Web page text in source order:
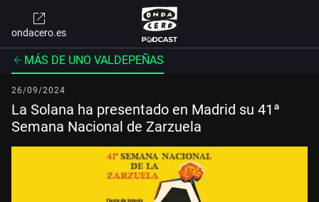
ondacero.es
MÁS DE UNO VALDEPEÑAS
26/09/2024
La Solana ha presentado en Madrid su 41ª
Semana Nacional de Zarzuela